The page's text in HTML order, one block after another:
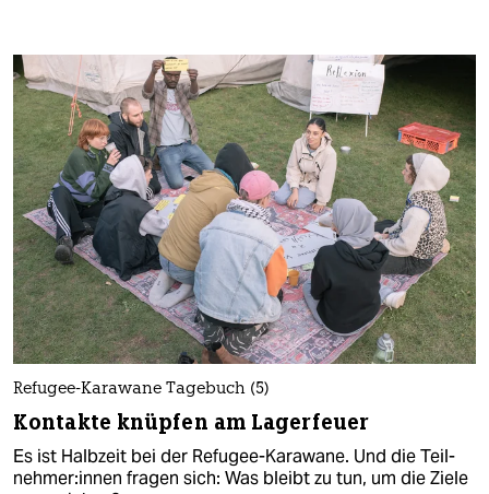
Refugee-Karawane Tagebuch (5)
Kontakte knüpfen am Lagerfeuer
Es ist Halbzeit bei der Refugee-Karawane. Und die Teil­
neh­me­r:in­nen fragen sich: Was bleibt zu tun, um die Ziele